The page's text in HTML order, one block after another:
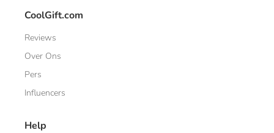
CoolGift.com
Reviews
Over Ons
Pers
Influencers
Help